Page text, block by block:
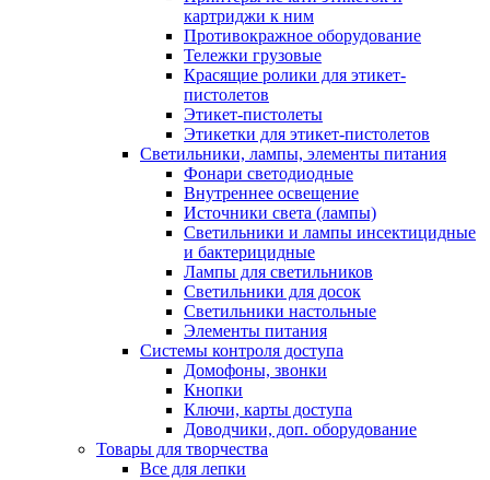
картриджи к ним
Противокражное оборудование
Тележки грузовые
Красящие ролики для этикет-
пистолетов
Этикет-пистолеты
Этикетки для этикет-пистолетов
Светильники, лампы, элементы питания
Фонари светодиодные
Внутреннее освещение
Источники света (лампы)
Светильники и лампы инсектицидные
и бактерицидные
Лампы для светильников
Светильники для досок
Светильники настольные
Элементы питания
Системы контроля доступа
Домофоны, звонки
Кнопки
Ключи, карты доступа
Доводчики, доп. оборудование
Товары для творчества
Все для лепки